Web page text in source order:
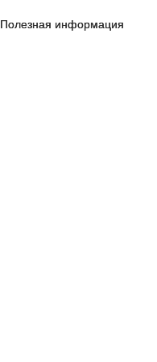
Полезная информация